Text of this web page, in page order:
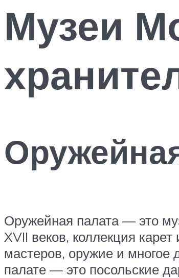
Музеи
Оружейная палата — это
XVII веков, коллекция
мастеров, оружие и многое
палате — это посольские